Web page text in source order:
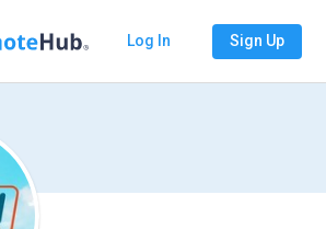
Log In Sign Up